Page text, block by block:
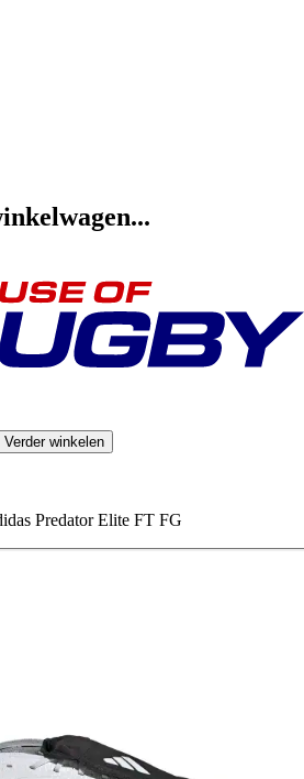
Verder winkelen
Predator Elite FT FG